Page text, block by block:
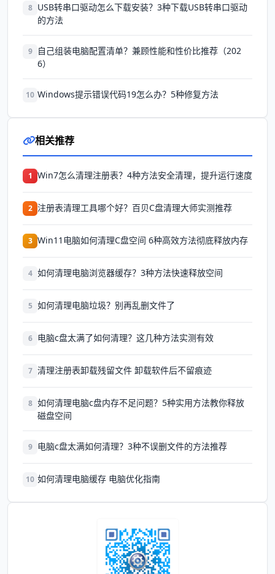
8 USB转串口驱动怎么下载安装？3种下载USB转串口驱动
的方法
9
自己组装电脑配置清单？兼顾性能和性价比推荐（202
6）
10 Windows提示错误代码19怎么办？5种修复方法
相关推荐
1 Win7怎么清理注册表？4种方法安全清理，提升运行速度
2 注册表清理工具哪个好？百贝C盘清理大师实测推荐
3 Win11电脑如何清理C盘空间 6种高效方法彻底释放内存
4 如何清理电脑浏览器缓存？3种方法快速释放空间
5 如何清理电脑垃圾？别再乱删文件了
6 电脑c盘太满了如何清理？这几种方法实测有效
7 清理注册表卸载残留文件 卸载软件后不留痕迹
8 如何清理电脑c盘内存不足问题？5种实用方法教你释放
磁盘空间
9 电脑c盘太满如何清理？3种不误删文件的方法推荐
10 如何清理电脑缓存 电脑优化指南